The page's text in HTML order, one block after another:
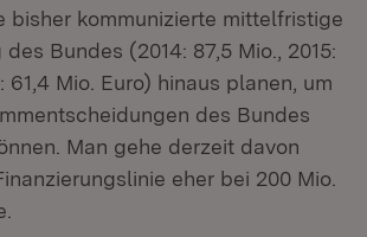
bisher kommunizierte mittelfristige
Bundes (2014: 87,5 Mio., 2015:
61,4 Mio. Euro) hinaus planen, um
des Bundes
Man gehe derzeit davon
eher bei 200 Mio.